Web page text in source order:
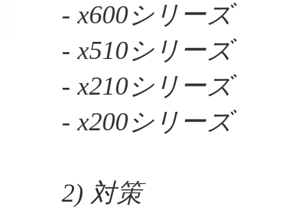
- x600シリーズ
- x510シリーズ
- x210シリーズ
- x200シリーズ
2) 対策